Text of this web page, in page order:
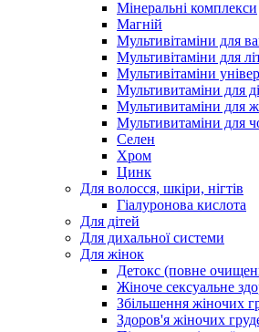
Мінеральні комплекси
Магній
Мультивітаміни для
Мультивітаміни для
Мультивітаміни
Мультивитаміни для
Мультивитаміни для
Мультивитаміни для
Селен
Хром
Цинк
Для волосся, шкіри, нігтів
Гіалуронова кислота
Для дітей
Для дихальної системи
Для жінок
Детокс (повне
Жіноче сексуальне
Збільшення жіночих
Здоров'я жіночих